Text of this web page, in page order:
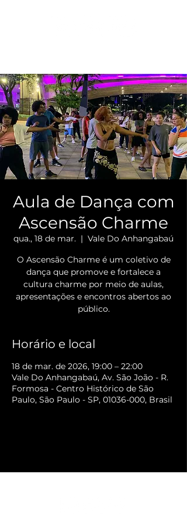
Aula de Dança com
Ascensão Charme
qua., 18 de mar.
  |
Vale Do Anhangabaú
O Ascensão Charme é um coletivo de
dança que promove e fortalece a
cultura charme por meio de aulas,
apresentações e encontros abertos ao
público.
Horário e local
18 de mar. de 2026, 19:00 – 22:00
Vale Do Anhangabaú, Av. São João - R.
Formosa - Centro Histórico de São
Paulo, São Paulo - SP, 01036-000, Brasil